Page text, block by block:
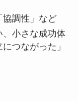
協調性」など
小さな成功体
つながった」